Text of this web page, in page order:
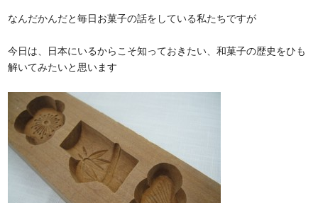
なんだかんだと毎日お菓子の話をしている私たちですが
今日は、日本にいるからこそ知っておきたい、和菓子の歴史をひも
解いてみたいと思います